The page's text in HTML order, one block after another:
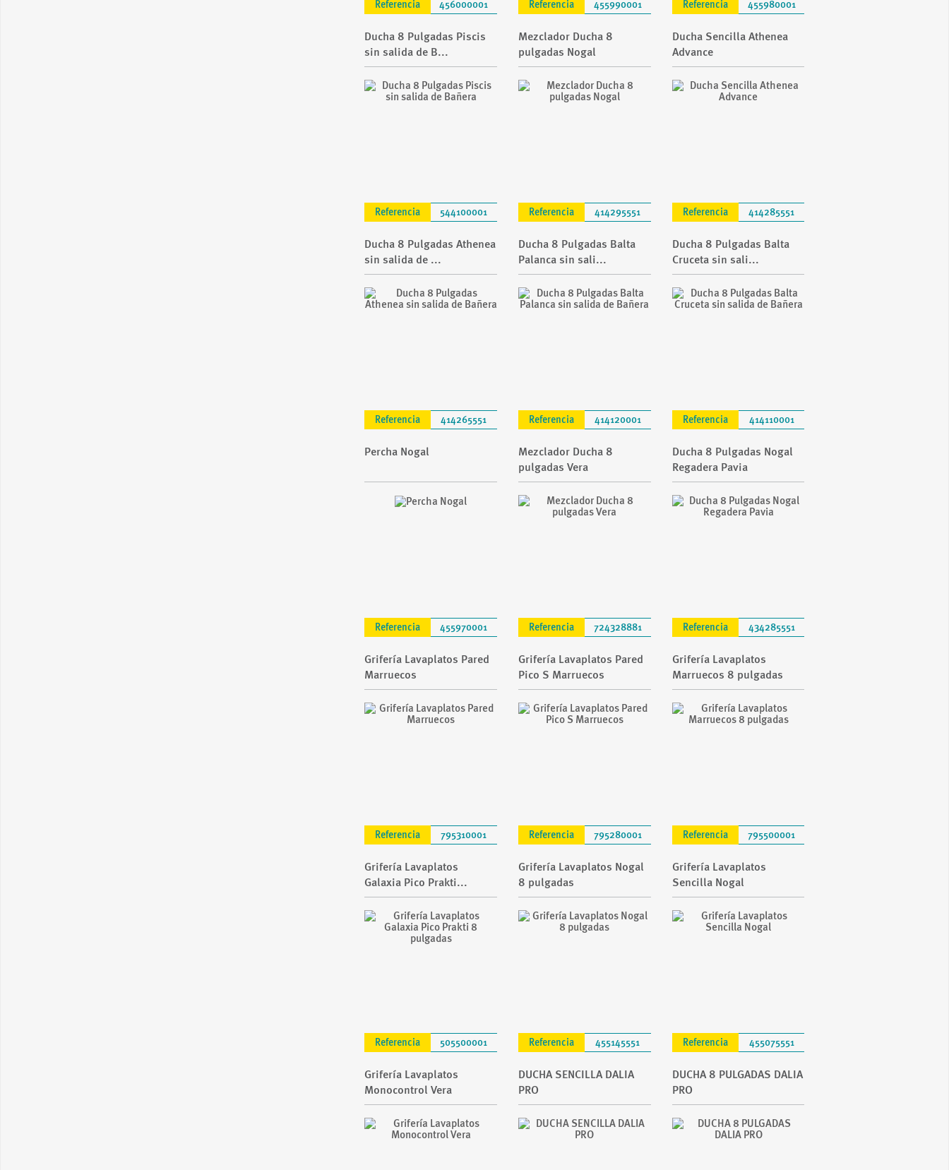
Referencia 456000001 Referencia 455990001 Referencia 455980001
Ducha 8 Pulgadas Piscis
sin salida de B...
Referencia 544100001
Mezclador Ducha 8
pulgadas Nogal
Referencia 414295551
Ducha Sencilla Athenea
Advance
Referencia 414285551
Ducha 8 Pulgadas Athenea
sin salida de ...
Referencia 414265551
Ducha 8 Pulgadas Balta
Palanca sin sali...
Referencia 414120001
Ducha 8 Pulgadas Balta
Cruceta sin sali...
Referencia 414110001
Percha Nogal
Referencia 455970001
Mezclador Ducha 8
pulgadas Vera
Referencia 724328881
Ducha 8 Pulgadas Nogal
Regadera Pavia
Referencia 434285551
Grifería Lavaplatos Pared
Marruecos
Referencia 795310001
Grifería Lavaplatos Pared
Pico S Marruecos
Referencia 795280001
Grifería Lavaplatos
Marruecos 8 pulgadas
Referencia 795500001
Grifería Lavaplatos
Galaxia Pico Prakti...
Referencia 505500001
Grifería Lavaplatos Nogal
8 pulgadas
Referencia 455145551
Grifería Lavaplatos
Sencilla Nogal
Referencia 455075551
Grifería Lavaplatos
Monocontrol Vera
DUCHA SENCILLA DALIA
PRO
DUCHA 8 PULGADAS DALIA
PRO